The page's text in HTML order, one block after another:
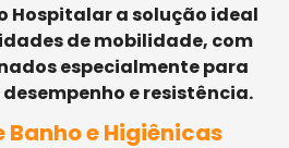
Hospitalar a solução ideal
de mobilidade, com
especialmente para
e resistência.
Banho e Higiênicas